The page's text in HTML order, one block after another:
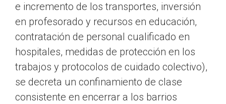
e incremento de los transportes, inversión
en profesorado y recursos en educación,
contratación de personal cualificado en
hospitales, medidas de protección en los
trabajos y protocolos de cuidado colectivo),
se decreta un confinamiento de clase
consistente en encerrar a los barrios